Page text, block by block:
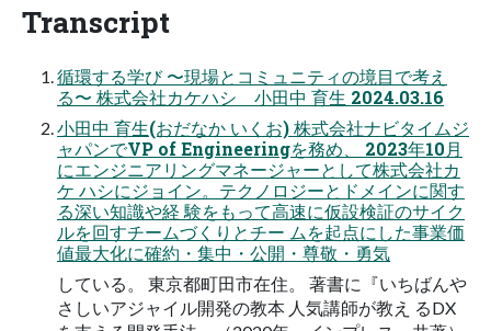
Transcript
循環する学び 〜現場とコミュニティの境目で考え
る〜 株式会社カケハシ 小田中 育生 2024.03.16
小田中 育生(おだなか いくお) 株式会社ナビタイムジ
ャパンでVP of Engineeringを務め、 2023年10月
にエンジニアリングマネージャーとして株式会社カ
ケ ハシにジョイン。テクノロジーとドメインに関す
る深い知識や経 験をもって高速に仮設検証のサイク
ルを回すチームづくりとチー ムを起点にした事業価
値最大化に確約・集中・公開・尊敬・勇気
している。 東京都町田市在住。 著書に『いちばんや
さしいアジャイル開発の教本 人気講師が教え るDX